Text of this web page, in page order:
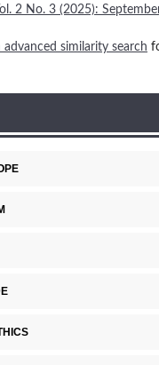
2 No. 3 (2025):
advanced similarity search